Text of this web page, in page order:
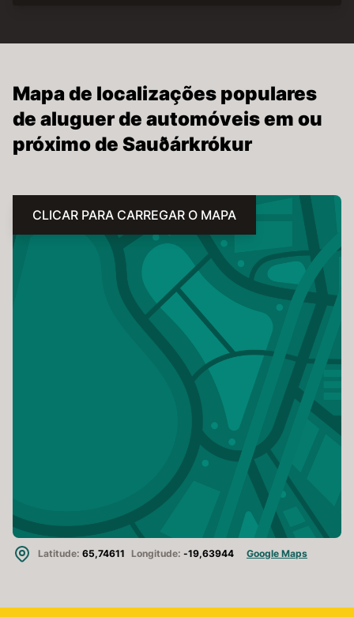
Mapa de localizações populares
de aluguer de automóveis em ou
próximo de Sauðárkrókur
CLICAR PARA CARREGAR O MAPA
Latitude: 65,74611 Longitude: -19,63944 Google Maps